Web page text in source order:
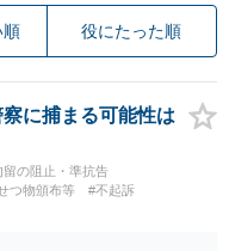
順 役にたった順
に捕まる可能性は
留の阻止・準抗告
つ物頒布等 #不起訴